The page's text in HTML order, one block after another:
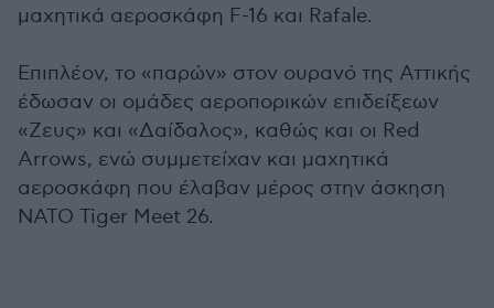
μαχητικά αεροσκάφη F-16 και Rafale.
Επιπλέον, το «παρών» στον ουρανό της Αττικής
έδωσαν οι ομάδες αεροπορικών επιδείξεων
«Ζευς» και «Δαίδαλος», καθώς και οι Red
Arrows, ενώ συμμετείχαν και μαχητικά
αεροσκάφη που έλαβαν μέρος στην άσκηση
NATO Tiger Meet 26.